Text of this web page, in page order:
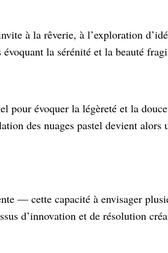
à la rêverie, à l’exploration
la sérénité et la beauté
pour évoquer la légèreté et la
des nuages pastel devient alors
— cette capacité à envisager
d’innovation et de résolution